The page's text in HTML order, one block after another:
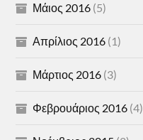
Μάιος 2016 (5)
Απρίλιος 2016 (1)
Μάρτιος 2016 (3)
Φεβρουάριος 2016 (4)